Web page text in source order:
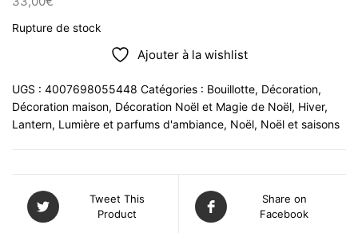
Rupture de stock
Ajouter à la wishlist
UGS : 4007698055448 Catégories : Bouillotte, Décoration,
Décoration maison, Décoration Noël et Magie de Noël, Hiver,
Lantern, Lumière et parfums d'ambiance, Noël, Noël et saisons
Tweet This
Product
Share on
Facebook